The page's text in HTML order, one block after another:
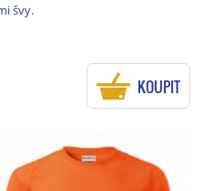
švy.
KOUPIT